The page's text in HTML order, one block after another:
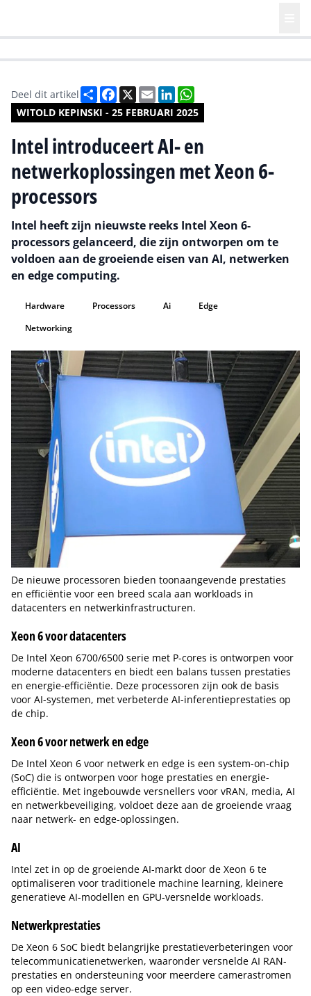
WITOLD KEPINSKI - 25 FEBRUARI 2025
Deel dit artikel DeelFacebook
X EmailLinkedIn
Intel introduceert AI- en
netwerkoplossingen met Xeon 6-
processors
Intel heeft zijn nieuwste reeks Intel Xeon 6-
processors gelanceerd, die zijn ontworpen om te
voldoen aan de groeiende eisen van AI, netwerken
en edge computing.
Hardware Processors Ai
Edge
Networking
De nieuwe processoren bieden toonaangevende prestaties
en efficiëntie voor een breed scala aan workloads in
datacenters en netwerkinfrastructuren.
Xeon 6 voor datacenters
De Intel Xeon 6700/6500 serie met P-cores is ontworpen voor
moderne datacenters en biedt een balans tussen prestaties
en energie-efficiëntie. Deze processoren zijn ook de basis
voor AI-systemen, met verbeterde AI-inferentieprestaties op
de chip.
Xeon 6 voor netwerk en edge
De Intel Xeon 6 voor netwerk en edge is een system-on-chip
(SoC) die is ontworpen voor hoge prestaties en energie-
efficiëntie. Met ingebouwde versnellers voor vRAN, media, AI
en netwerkbeveiliging, voldoet deze aan de groeiende vraag
naar netwerk- en edge-oplossingen.
AI
Intel zet in op de groeiende AI-markt door de Xeon 6 te
optimaliseren voor traditionele machine learning, kleinere
generatieve AI-modellen en GPU-versnelde workloads.
Netwerkprestaties
De Xeon 6 SoC biedt belangrijke prestatieverbeteringen voor
telecommunicatienetwerken, waaronder versnelde AI RAN-
prestaties en ondersteuning voor meerdere camerastromen
op een video-edge server.